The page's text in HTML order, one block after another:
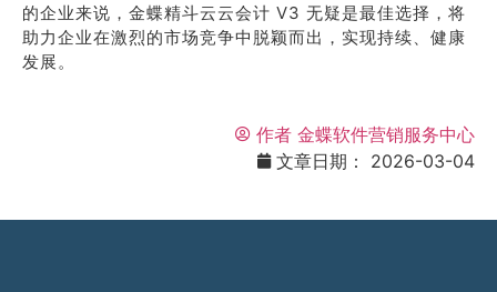
的企业来说，金蝶精斗云云会计 V3 无疑是最佳选择，将
助力企业在激烈的市场竞争中脱颖而出，实现持续、健康
发展。
作者 金蝶软件营销服务中心
文章日期：
2026-03-04